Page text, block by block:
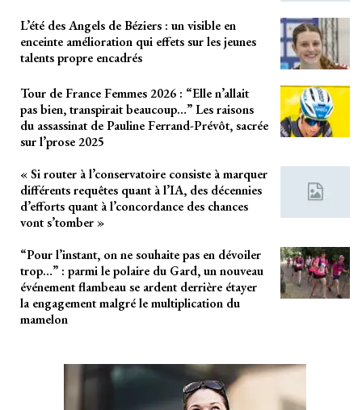
L’été des Angels de Béziers : un visible en
enceinte amélioration qui effets sur les jeunes
talents propre encadrés
Tour de France Femmes 2026 : “Elle n’allait
pas bien, transpirait beaucoup…” Les raisons
du assassinat de Pauline Ferrand-Prévôt, sacrée
sur l’prose 2025
« Si router à l’conservatoire consiste à marquer
différents requêtes quant à l’IA, des décennies
d’efforts quant à l’concordance des chances
vont s’tomber »
“Pour l’instant, on ne souhaite pas en dévoiler
trop…” : parmi le polaire du Gard, un nouveau
événement flambeau se ardent derrière étayer
la engagement malgré le multiplication du
mamelon